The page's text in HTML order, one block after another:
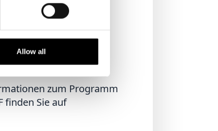
Allow all
gesamten
Stärkung des
zum Programm
finden Sie auf